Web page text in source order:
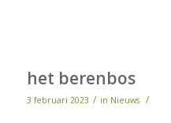
het berenbos
3 februari 2023 / in Nieuws /